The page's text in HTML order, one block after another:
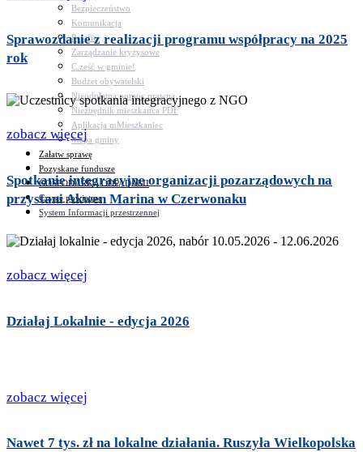
Bezpieczeństwo
Komunikacja
Parafie
Zarządzanie kryzysowe
C.ześć w gminie!
Budżet obywatelski
Nieodpłatna pomoc prawna
Niezbędnik mieszkańca PDF
Aplikacja mMieszkaniec
Mapa gminy
Załatw sprawę
Pozyskane fundusze
GOSPODARKA ODPADAMI
Czyste powietrze
System Informacji przestrzennej
Sprawozdanie z realizacji programu współpracy na 2025
rok
zobacz więcej
Spotkanie integracyjne organizacji pozarządowych na
przystani Akwen Marina w Czerwonaku
zobacz więcej
Działaj Lokalnie - edycja 2026
zobacz więcej
Nawet 7 tys. zł na lokalne działania. Ruszyła Wielkopolska